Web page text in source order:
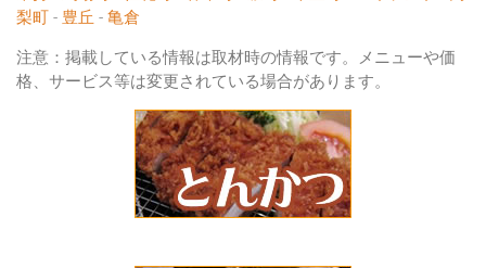
梨町 - 豊丘 - 亀倉
注意：掲載している情報は取材時の情報です。メニューや価
格、サービス等は変更されている場合があります。